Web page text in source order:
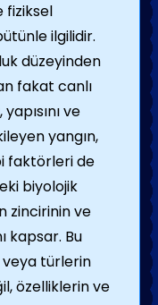
fiziksel
ilgilidir.
düzeyinden
fakat canlı
ve
yangın,
faktörleri de
biyolojik
zincirinin ve
kapsar. Bu
veya türlerin
özelliklerin ve